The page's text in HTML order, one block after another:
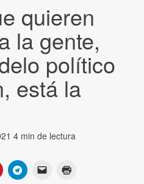
quieren
la gente,
político
está la
4 min de lectura